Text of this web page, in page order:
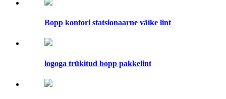
Bopp kontori statsionaarne väike lint
logoga trükitud bopp pakkelint